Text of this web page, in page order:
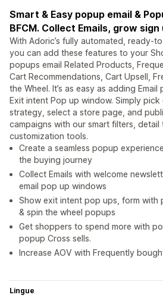
Smart & Easy popup email &
BFCM. Collect Emails, grow
With Adoric’s fully automated, ready-
you can add these features to your
popups email Related Products,
Cart Recommendations, Cart Upsell,
the Wheel. It’s as easy as adding
Exit intent Pop up window. Simply pick
strategy, select a store page, and
campaigns with our smart filters,
customization tools.
Create a seamless popup
the buying journey
Collect Emails with welcome
email pop up windows
Show exit intent pop ups, form
& spin the wheel popups
Get shoppers to spend more with
popup Cross sells.
Increase AOV with Frequently
Lingue